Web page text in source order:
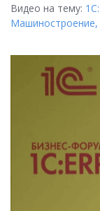
Видео на тему:
Машиностроение,